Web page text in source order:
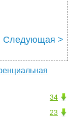
Следующая >
34
23